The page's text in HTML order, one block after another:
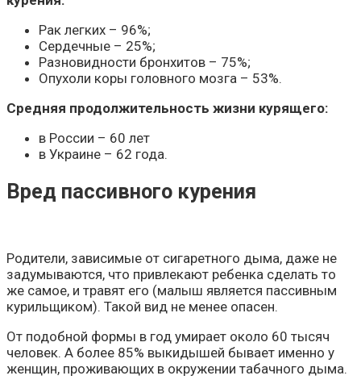
Рак легких – 96%;
Сердечные – 25%;
Разновидности бронхитов – 75%;
Опухоли коры головного мозга – 53%.
Средняя продолжительность жизни курящего:
в России – 60 лет
в Украине – 62 года.
Вред пассивного курения
Родители, зависимые от сигаретного дыма, даже не
задумываются, что привлекают ребенка сделать то
же самое, и травят его (малыш является пассивным
курильщиком). Такой вид не менее опасен.
От подобной формы в год умирает около 60 тысяч
человек. А более 85% выкидышей бывает именно у
женщин, проживающих в окружении табачного дыма.